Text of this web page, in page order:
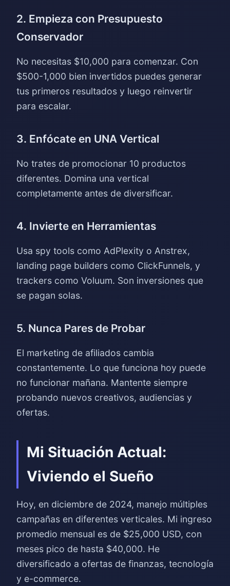
2. Empieza con Presupuesto
Conservador
No necesitas $10,000 para comenzar. Con
$500-1,000 bien invertidos puedes generar
tus primeros resultados y luego reinvertir
para escalar.
3. Enfócate en UNA Vertical
No trates de promocionar 10 productos
diferentes. Domina una vertical
completamente antes de diversificar.
4. Invierte en Herramientas
Usa spy tools como AdPlexity o Anstrex,
landing page builders como ClickFunnels, y
trackers como Voluum. Son inversiones que
se pagan solas.
5. Nunca Pares de Probar
El marketing de afiliados cambia
constantemente. Lo que funciona hoy puede
no funcionar mañana. Mantente siempre
probando nuevos creativos, audiencias y
ofertas.
Mi Situación Actual:
Viviendo el Sueño
Hoy, en diciembre de 2024, manejo múltiples
campañas en diferentes verticales. Mi ingreso
promedio mensual es de $25,000 USD, con
meses pico de hasta $40,000. He
diversificado a ofertas de finanzas, tecnología
y e-commerce.